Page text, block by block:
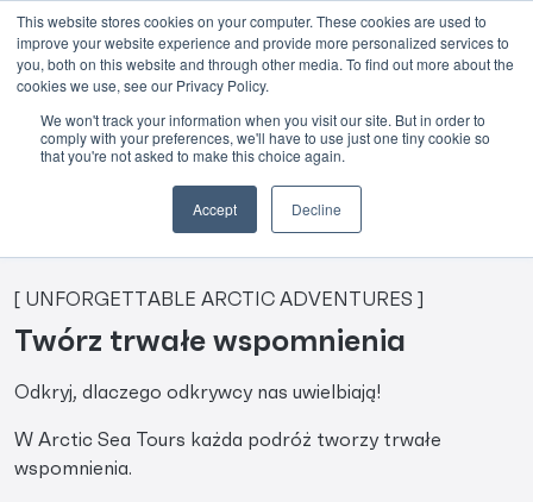
This website stores cookies on your computer. These cookies are used to
improve your website experience and provide more personalized services to
you, both on this website and through other media. To find out more about the
cookies we use, see our Privacy Policy.
We won't track your information when you visit our site. But in order to
comply with your preferences, we'll have to use just one tiny cookie so
that you're not asked to make this choice again.
Accept Decline
Skip to main content
Tripadvisor
[ UNFORGETTABLE ARCTIC ADVENTURES ]
Twórz trwałe wspomnienia
Odkryj, dlaczego odkrywcy nas uwielbiają!
W Arctic Sea Tours każda podróż tworzy trwałe
wspomnienia.